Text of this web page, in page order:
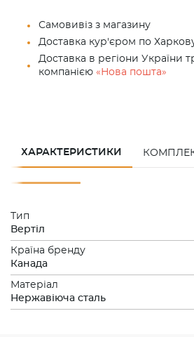
Самовивіз з магазину
Доставка кур'єром по
Доставка в регіони України
компанією «Нова пошта»
ХАРАКТЕРИСТИКИ
Тип
Вертiл
Країна бренду
Канада
Матеріал
Нержавіюча сталь